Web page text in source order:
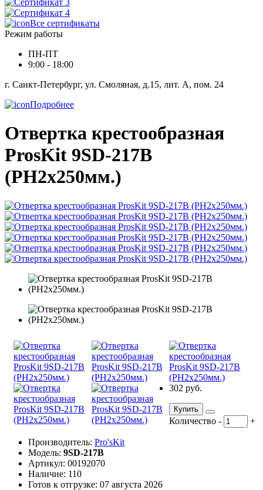
Все сертификаты
Режим работы
ПН-ПТ
9:00 - 18:00
г. Санкт-Петербург, ул. Смоляная, д.15, лит. А, пом. 24
Подробнее
Отвертка крестообразная
ProsKit 9SD-217B
(PH2x250мм.)
302 руб.
Купить
Количество - +
Производитель: Pro'sKit
Модель: 9SD-217B
Артикул: 00192070
Наличие: 110
Готов к отгрузке: 07 августа 2026